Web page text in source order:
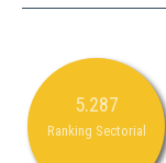
5.287
Ranking Sectorial